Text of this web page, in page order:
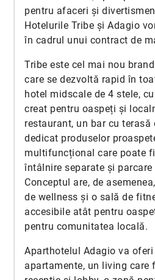
pentru afaceri și
Hotelurile Tribe și Adagio
în cadrul unui contract de
Tribe este cel mai nou
care se dezvoltă rapid în
hotel midscale de 4 stele,
creat pentru oaspeți și
restaurant, un bar cu terasă
dedicat produselor
multifuncțional care poate
întâlnire separate și parcare
Conceptul are, de
de wellness și o sală de
accesibile atât pentru
pentru comunitatea locală.
Aparthotelul Adagio va
apartamente, un living care